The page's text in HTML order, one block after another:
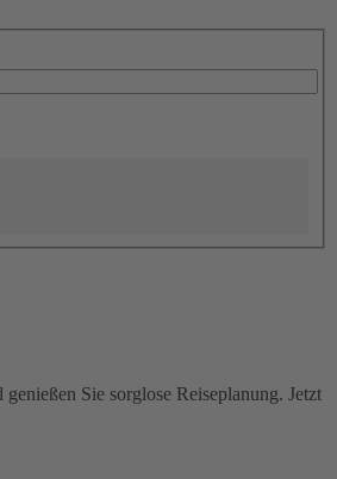
Sie sorglose Reiseplanung. Jetzt